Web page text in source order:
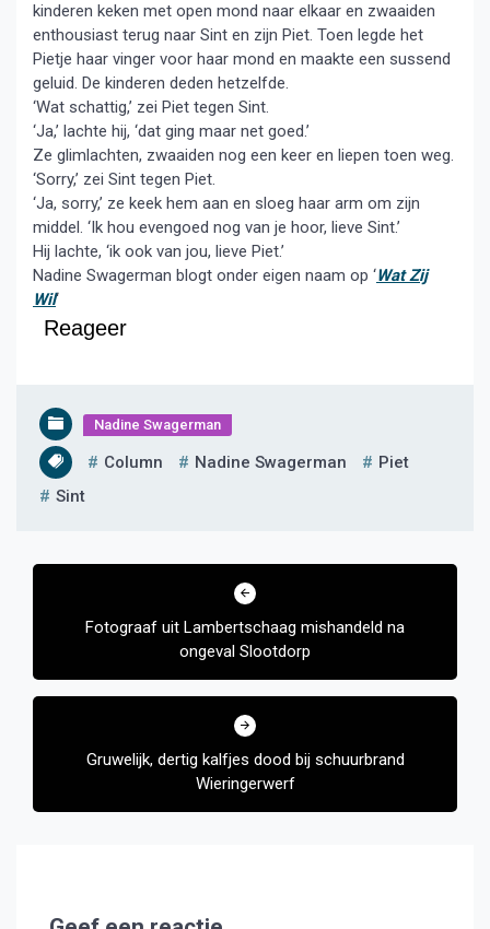
kinderen keken met open mond naar elkaar en zwaaiden
enthousiast terug naar Sint en zijn Piet. Toen legde het
Pietje haar vinger voor haar mond en maakte een sussend
geluid. De kinderen deden hetzelfde.
‘Wat schattig,’ zei Piet tegen Sint.
‘Ja,’ lachte hij, ‘dat ging maar net goed.’
Ze glimlachten, zwaaiden nog een keer en liepen toen weg.
‘Sorry,’ zei Sint tegen Piet.
‘Ja, sorry,’ ze keek hem aan en sloeg haar arm om zijn
middel. ‘Ik hou evengoed nog van je hoor, lieve Sint.’
Hij lachte, ‘ik ook van jou, lieve Piet.’
Nadine Swagerman blogt onder eigen naam op ‘Wat Zij
Wil‘
Reageer
Nadine Swagerman
Column Nadine Swagerman
Piet
Sint
Bericht
Fotograaf uit Lambertschaag mishandeld na
ongeval Slootdorp
Gruwelijk, dertig kalfjes dood bij schuurbrand
Wieringerwerf